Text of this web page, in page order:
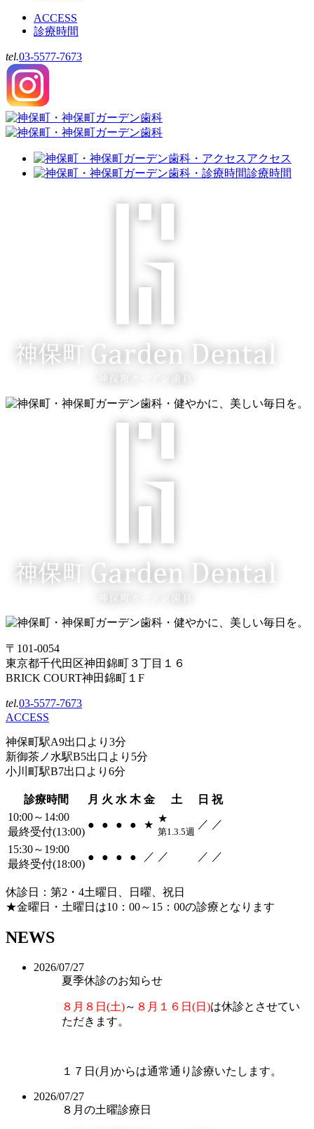
ACCESS
診療時間
tel.03-5577-7673
アクセス
診療時間
〒101-0054
東京都千代田区神田錦町３丁目１６
BRICK COURT神田錦町１F
tel.03-5577-7673
ACCESS
神保町駅A9出口より3分
新御茶ノ水駅B5出口より5分
小川町駅B7出口より6分
診療時間 月 火 水 木 金 土 日 祝
10:00～14:00
最終受付(13:00)
● ● ● ● ★
★
第1.3.5週
／ ／
15:30～19:00
最終受付(18:00)
● ● ● ● ／ ／ ／ ／
休診日：第2・4土曜日、日曜、祝日
★金曜日・土曜日は10：00～15：00の診療となります
NEWS
2026/07/27
夏季休診のお知らせ
８月８日(土)～ ８月１６日(日)は休診とさせてい
ただきます。
１７日(月)からは通常通り診療いたします。
2026/07/27
８月の土曜診療日